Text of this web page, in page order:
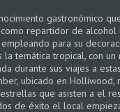
gastronómico
repartidor de alcohol
para su
la temática tropical, con
durante sus viajes a
ubicado en Holliwood,
que asisten a el
de éxito el local